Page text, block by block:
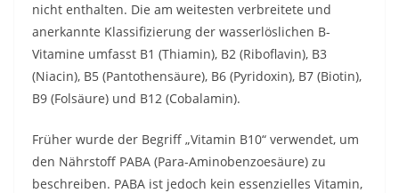
nicht enthalten. Die am weitesten verbreitete und
anerkannte Klassifizierung der wasserlöslichen B-
Vitamine umfasst B1 (Thiamin), B2 (Riboflavin), B3
(Niacin), B5 (Pantothensäure), B6 (Pyridoxin), B7 (Biotin),
B9 (Folsäure) und B12 (Cobalamin).
Früher wurde der Begriff „Vitamin B10“ verwendet, um
den Nährstoff PABA (Para-Aminobenzoesäure) zu
beschreiben. PABA ist jedoch kein essenzielles Vitamin,